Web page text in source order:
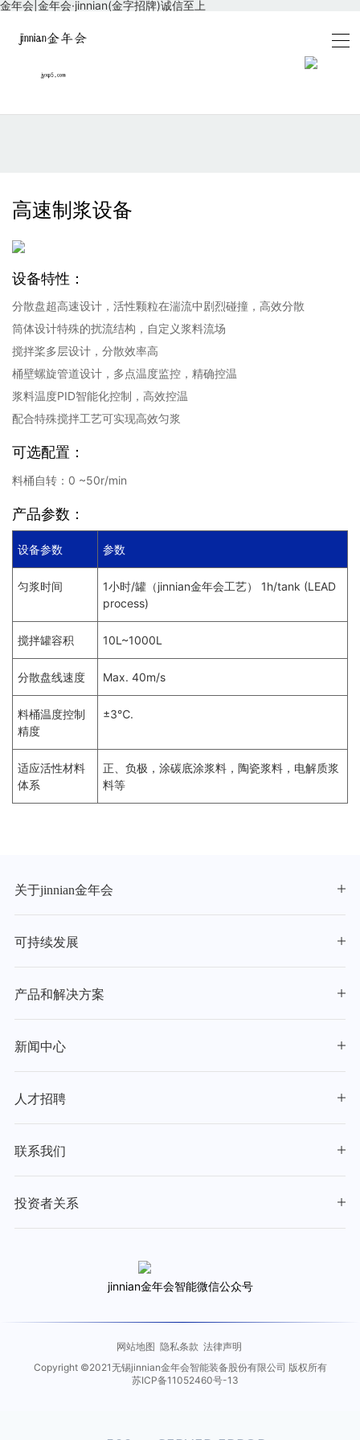
金年会|金年会·jinnian(金字招牌)诚信至上
高速制浆设备
设备特性：
分散盘超高速设计，活性颗粒在湍流中剧烈碰撞，高效分散
筒体设计特殊的扰流结构，自定义浆料流场
搅拌桨多层设计，分散效率高
桶壁螺旋管道设计，多点温度监控，精确控温
浆料温度PID智能化控制，高效控温
配合特殊搅拌工艺可实现高效匀浆
可选配置：
料桶自转：0 ~50r/min
产品参数：
设备参数 参数
匀浆时间
1小时/罐（jinnian金年会工艺） 1h/tank (LEAD
process)
搅拌罐容积 10L~1000L
分散盘线速度 Max. 40m/s
料桶温度控制
精度
±3℃.
适应活性材料
体系
正、负极，涂碳底涂浆料，陶瓷浆料，电解质浆
料等
关于jinnian金年会
可持续发展
产品和解决方案
新闻中心
人才招聘
联系我们
投资者关系
jinnian金年会智能微信公众号
网站地图 隐私条款 法律声明
Copyright ©2021无锡jinnian金年会智能装备股份有限公司 版权所有
苏ICP备11052460号-13